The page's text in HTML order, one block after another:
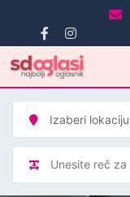
sadržaj